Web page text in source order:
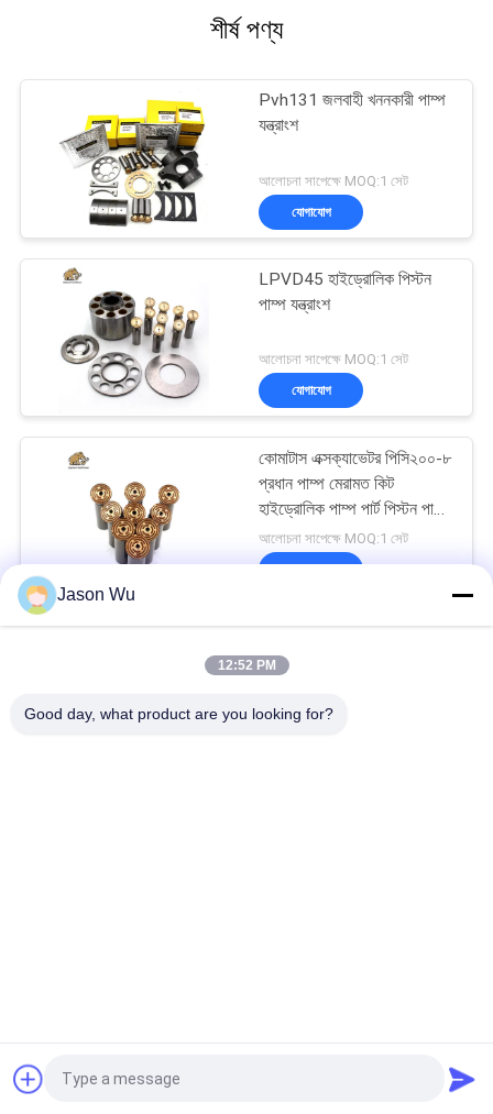
শীর্ষ পণ্য
Pvh131 জলবাহী খননকারী পাম্প
যন্ত্রাংশ
আলোচনা সাপেক্ষে MOQ:1 সেট
যোগাযোগ
LPVD45 হাইড্রোলিক পিস্টন
পাম্প যন্ত্রাংশ
আলোচনা সাপেক্ষে MOQ:1 সেট
যোগাযোগ
কোমাটাস এক্সক্যাভেটর পিসি২০০-৮
প্রধান পাম্প মেরামত কিট
হাইড্রোলিক পাম্প পার্ট পিস্টন পাম্প
রক্ষণাবেক্ষণ মেরামতের পরিষেবা
আলোচনা সাপেক্ষে MOQ:1 সেট
Jason Wu
12:52 PM
Good day, what product are you looking for?